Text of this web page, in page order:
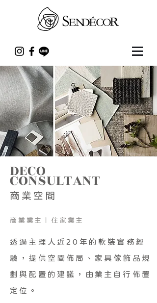
DECO
​CONSULTANT
商業空間
商業業主丨住家業主
透過主理人近20年的軟裝實務經
驗，提供空間佈局、家具傢飾品規
劃與配置的建議，由業主自行佈置
定位。